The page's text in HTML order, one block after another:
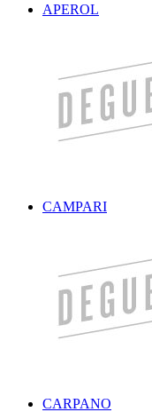
APEROL
CAMPARI
CARPANO